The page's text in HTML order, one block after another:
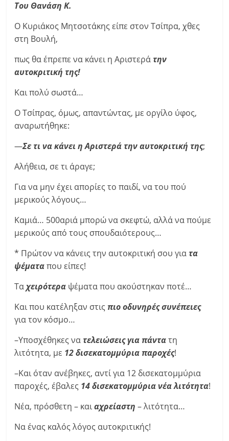
Του Θανάση Κ.
Ο Κυριάκος Μητσοτάκης είπε στον Τσίπρα, χθες
στη Βουλή,
πως θα έπρεπε να κάνει η Αριστεράτην
αυτοκριτική της!
Και πολύ σωστά…
Ο Τσίπρας, όμως, απαντώντας, με οργίλο ύφος,
αναρωτήθηκε:
—Σε τι να κάνει η Αριστερά την αυτοκριτική της;
Αλήθεια, σε τι άραγε;
Για να μην έχει απορίες το παιδί, να του πού
μερικούς λόγους…
Καμιά… 500αριά μπορώ να σκεφτώ, αλλά να πούμε
μερικούς από τους σπουδαιότερους…
* Πρώτον να κάνεις την αυτοκριτική σου γιατα
ψέματαπου είπες!
Τα χειρότερα ψέματα που ακούστηκαν ποτέ…
Και που κατέληξαν στιςπιο οδυνηρές συνέπειες
για τον κόσμο…
–Υποσχέθηκες νατελειώσεις για πάντατη
λιτότητα, με 12 δισεκατομμύρια παροχές!
–Και όταν ανέβηκες, αντί για 12 δισεκατομμύρια
παροχές, έβαλες 14 δισεκατομμύρια νέα λιτότητα!
Νέα, πρόσθετη – καιαχρείαστη– λιτότητα…
Να ένας καλός λόγος αυτοκριτικής!